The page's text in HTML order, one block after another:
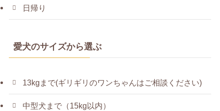
日帰り
愛犬のサイズから選ぶ
13kgまで(ギリギリのワンちゃんはご相談ください)
中型犬まで（15kg以内）